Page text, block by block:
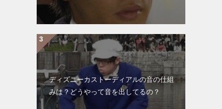
ディズニーカストーディアルの音の仕組
みは？どうやって音を出してるの？